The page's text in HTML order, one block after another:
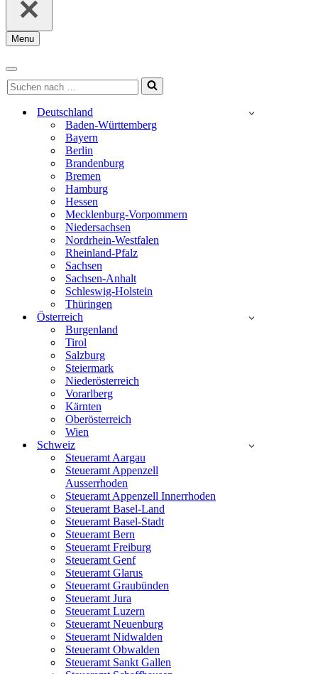
Menu
Navigationsmenü
Navigationsmenü
Suchen
nach …
Deutschland
Baden-Württemberg
Bayern
Berlin
Brandenburg
Bremen
Hamburg
Hessen
Mecklenburg-Vorpommern
Niedersachsen
Nordrhein-Westfalen
Rheinland-Pfalz
Sachsen
Sachsen-Anhalt
Schleswig-Holstein
Thüringen
Österreich
Burgenland
Tirol
Salzburg
Steiermark
Niederösterreich
Vorarlberg
Kärnten
Oberösterreich
Wien
Schweiz
Steueramt Aargau
Steueramt Appenzell
Ausserrhoden
Steueramt Appenzell Innerrhoden
Steueramt Basel-Land
Steueramt Basel-Stadt
Steueramt Bern
Steueramt Freiburg
Steueramt Genf
Steueramt Glarus
Steueramt Graubünden
Steueramt Jura
Steueramt Luzern
Steueramt Neuenburg
Steueramt Nidwalden
Steueramt Obwalden
Steueramt Sankt Gallen